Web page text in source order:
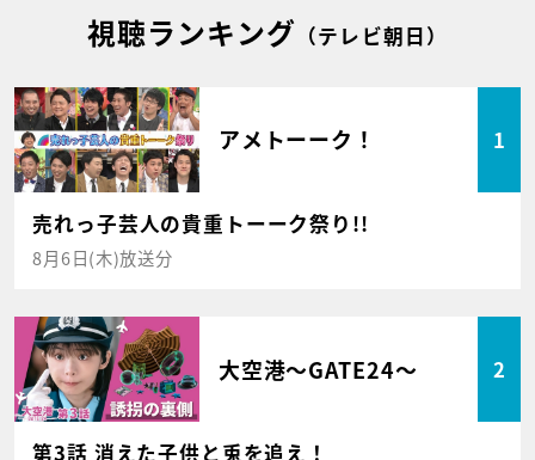
視聴ランキング （テレビ朝日）
アメトーーク！ 1
売れっ子芸人の貴重トーーク祭り!!
8月6日(木)放送分
大空港～GATE24～ 2
第3話 消えた子供と兎を追え！